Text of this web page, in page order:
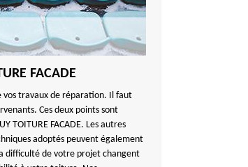
FACADE
vos travaux de réparation. Il faut
Ces deux points sont
TOITURE FACADE. Les autres
adoptés peuvent également
difficulté de votre projet changent